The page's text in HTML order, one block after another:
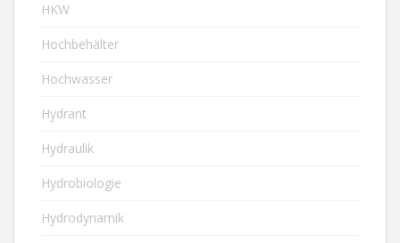
HKW
Hochbehälter
Hochwasser
Hydrant
Hydraulik
Hydrobiologie
Hydrodynamik